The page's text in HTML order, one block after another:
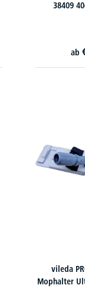
38409
ab
vileda
Mophalter